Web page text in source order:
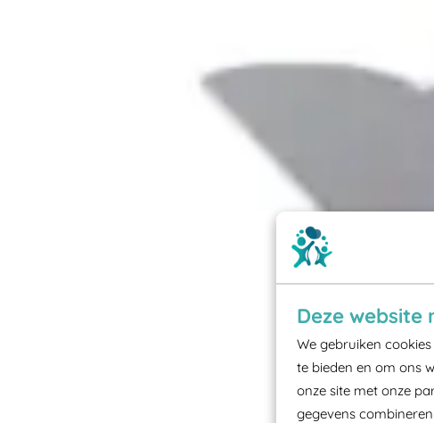
Deze
We gebruiken
te bieden en om ons
onze site met onze
gegevens